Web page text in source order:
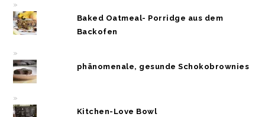
Baked Oatmeal- Porridge aus dem
Backofen
phänomenale, gesunde Schokobrownies
Kitchen-Love Bowl